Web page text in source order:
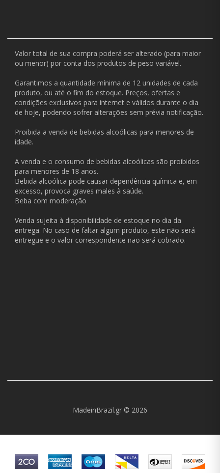
Valor total de sua compra poderá ser alterado (para maior
ou menor) por conta dos produtos de peso variável.
Garantimos a quantidade mínima de 12 unidades de cada
produto, ou até o fim do estoque. Preços, ofertas e
condições exclusivos para internet e válidos durante o dia
de hoje, podendo sofrer alterações sem prévia notificação.
Proibida a venda de bebidas alcoólicas para menores de
idade.
A venda e o consumo de bebidas alcoólicas são proibidos
para menores de 18 anos.
Bebida alcoólica pode causar dependência química e, em
excesso, provoca graves males à saúde.
Beba com moderação
Venda sujeita à disponibilidade de estoque no dia da
entrega. No caso de faltar algum produto, este não será
entregue e o valor correspondente não será cobrado.
MadeinBrazil.gr © 2026